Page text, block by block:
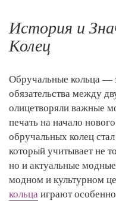
История и
Колец
Обручальные кольца —
обязательства между
олицетворяли важные
печать на начало
обручальных колец
который учитывает не
но и актуальные
модном и культурном
кольцаиграют